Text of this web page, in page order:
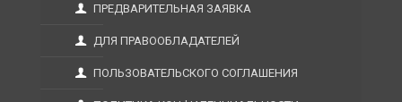
ПРЕДВАРИТЕЛЬНАЯ ЗАЯВКА
ДЛЯ ПРАВООБЛАДАТЕЛЕЙ
ПОЛЬЗОВАТЕЛЬСКОГО СОГЛАШЕНИЯ